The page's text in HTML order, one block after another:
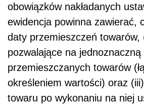
obowiązków nakładanych
ewidencja powinna zawierać,
daty przemieszczeń towarów,
pozwalające na
przemieszczanych towarów
określeniem wartości) oraz
towaru po wykonaniu na niej